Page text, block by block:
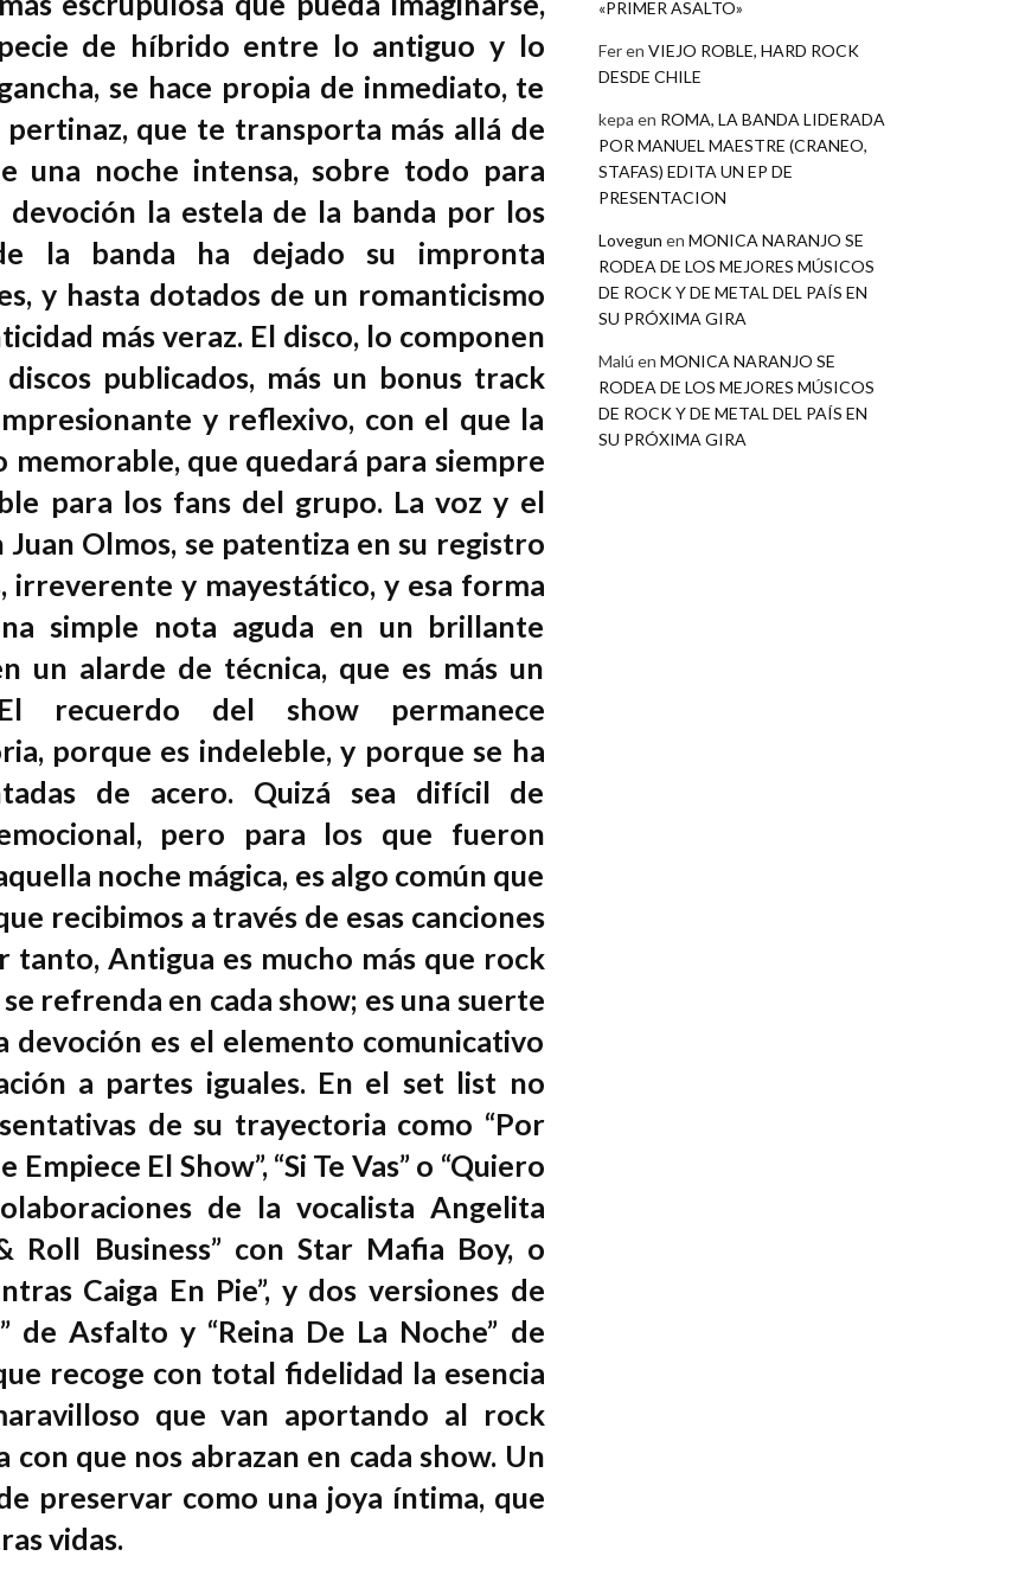
de híbrido entre lo antiguo y lo
se hace propia de inmediato, te
que te transporta más allá de
una noche intensa, sobre todo para
la estela de la banda por los
la banda ha dejado su impronta
y hasta dotados de un romanticismo
más veraz. El disco, lo componen
publicados, más un bonus track
y reflexivo, con el que la
que quedará para siempre
para los fans del grupo. La voz y el
Olmos, se patentiza en su registro
irreverente y mayestático, y esa forma
simple nota aguda en un brillante
un alarde de técnica, que es más un
recuerdo del show permanece
porque es indeleble, y porque se ha
de acero. Quizá sea difícil de
pero para los que fueron
noche mágica, es algo común que
recibimos a través de esas canciones
tanto, Antigua es mucho más que rock
refrenda en cada show; es una suerte
es el elemento comunicativo
a partes iguales. En el set list no
de su trayectoria como “Por
Empiece El Show”, “Si Te Vas” o “Quiero
de la vocalista Angelita
Roll Business” con Star Mafia Boy, o
Caiga En Pie”, y dos versiones de
de Asfalto y “Reina De La Noche” de
recoge con total fidelidad la esencia
que van aportando al rock
que nos abrazan en cada show. Un
preservar como una joya íntima, que
vidas.
«PRIMER ASALTO»
Feren VIEJO ROBLE, HARD ROCK
DESDE CHILE
kepa en ROMA, LA BANDA LIDERADA
POR MANUEL MAESTRE (CRANEO,
STAFAS) EDITA UN EP DE
PRESENTACION
Lovegun en MONICA NARANJO SE
RODEA DE LOS MEJORES MÚSICOS
DE ROCK Y DE METAL DEL PAÍS EN
SU PRÓXIMA GIRA
Malú en MONICA NARANJO SE
RODEA DE LOS MEJORES MÚSICOS
DE ROCK Y DE METAL DEL PAÍS EN
SU PRÓXIMA GIRA